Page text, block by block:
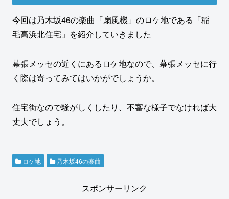
今回は乃木坂46の楽曲「扇風機」のロケ地である「稲
毛高浜北住宅」を紹介していきました
幕張メッセの近くにあるロケ地なので、幕張メッセに行
く際は寄ってみてはいかがでしょうか。
住宅街なので騒がしくしたり、不審な様子でなければ大
丈夫でしょう。
ロケ地 乃木坂46の楽曲
スポンサーリンク